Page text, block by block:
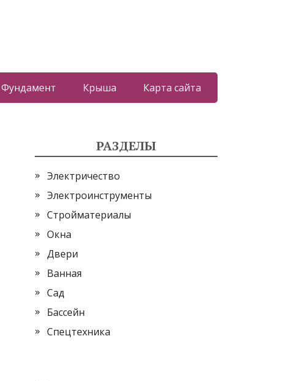
Фундамент Крыша Карта сайта
РАЗДЕЛЫ
Электричество
Электроинструменты
Стройматериалы
Окна
Двери
Ванная
Сад
Бассейн
Спецтехника